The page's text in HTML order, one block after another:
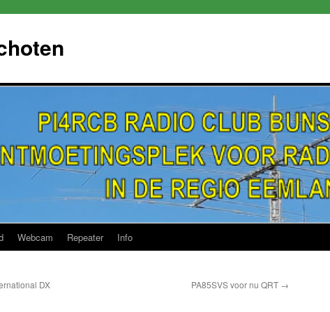
Webcam Repeater Info
DX
PA85SVS voor nu QRT →